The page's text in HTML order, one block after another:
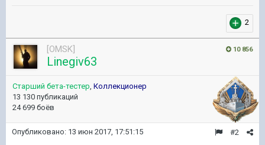
2
10 856
[OMSK]
Linegiv63
Старший бета-тестер, Коллекционер
13 130 публикаций
24 699 боёв
#2
Опубликовано: 13 июн 2017, 17:51:15